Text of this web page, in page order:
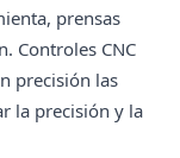
prensas
Controles CNC
precisión las
la precisión y la